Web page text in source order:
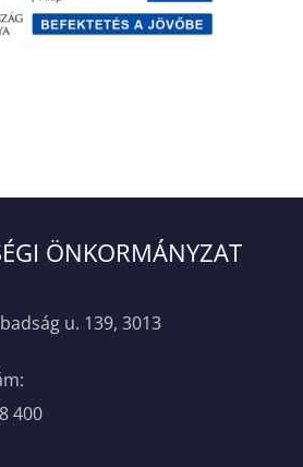
ÖNKORMÁNYZAT
u. 139, 3013
400